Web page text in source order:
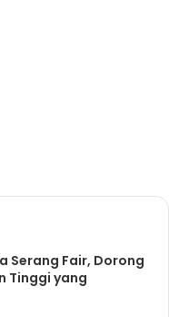
Serang Fair, Dorong
Tinggi yang